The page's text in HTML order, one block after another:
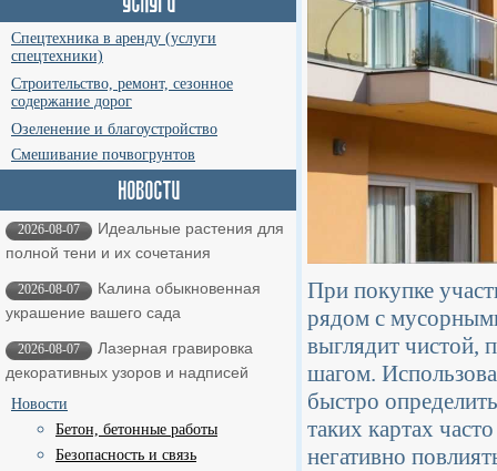
Спецтехника в аренду (услуги
спецтехники)
Строительство, ремонт, сезонное
содержание дорог
Озеленение и благоустройство
Смешивание почвогрунтов
2026-08-07
Идеальные растения для
полной тени и их сочетания
2026-08-07
Калина обыкновенная
украшение вашего сада
2026-08-07
Лазерная гравировка
декоративных узоров и надписей
Новости
Бетон, бетонные работы
Безопасность и связь
При покупке
рядом с
выглядит чистой,
шагом.
быстро
таких картах
негативно